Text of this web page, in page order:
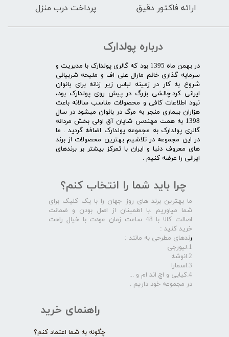
ارائه فاکتور دقیق پرداخت درب منزل
درباره پولدارک
در بهمن ماه 1395 بود که گالری پولدارک با مدیریت و
سرمایه گذاری خانم مارال علی اف و ملیحه شربیانی
شروع به کار در زمینه لباس زیر زنانه برای بانوان
ایرانی کرد.چالشی بزرگ در پیش روی پولدارک بود،
نبود اطلاعات کافی و محصولات مناسب سالانه باعث
هزاران بیماری منجر به مرگ در بانوان میشود در سال
1398 به همت مهندس شایان آق اولی بخش مردانه
گالری پولدارک به مجموعه پولدارک اضافه گردید . ما
در این مجموعه در تلاشیم بهترین محصولات از برند
های معروف دنیا و ایران با تمرکز بیشتر بر برندهای
ایرانی را عرضه کنیم .​​​​​​​
راهنمای خرید
چگونه به شما اعتماد کنم؟
چرا باید شما را انتخاب کنم؟
ما بهترین برند های روز جهان را با یک کلیک برای
شما میاوریم .با اطمینان از اصل بودن و ضمانت
اصالت کالا با 48 ساعت زمان عودت با خیال راحت
خرید کنید :
رندهای مطرحی به مانند :
1.لیورجی
2.انوشه
3.اسمارا
4.کیابی و اچ اند ام و ...
در مجموعه خود داریم .​​​​​​​